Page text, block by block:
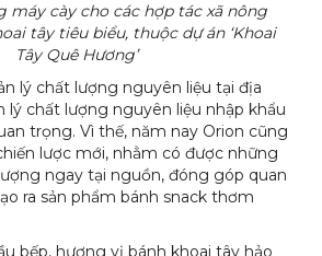
máy cày cho các hợp tác xã nông
tây tiêu biểu, thuộc dự án ‘Khoai
Tây Quê Hương’
lý chất lượng nguyên liệu tại địa
lý chất lượng nguyên liệu nhập khẩu
trọng. Vì thế, năm nay Orion cũng
lược mới, nhằm có được những
ngay tại nguồn, đóng góp quan
ra sản phẩm bánh snack thơm
bếp, hương vị bánh khoai tây hảo